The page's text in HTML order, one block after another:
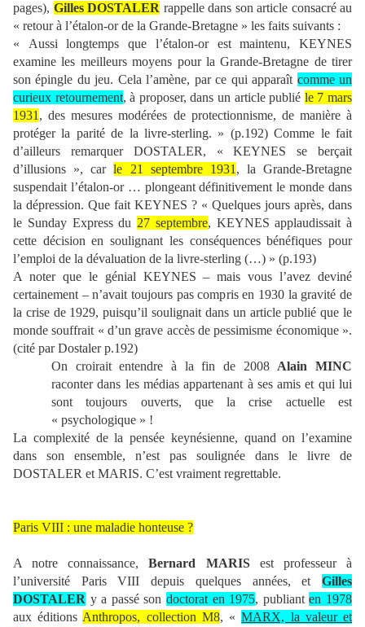
pages), Gilles DOSTALER rappelle dans son article consacré au
« retour à l’étalon-or de la Grande-Bretagne » les faits suivants :
« Aussi longtemps que l’étalon-or est maintenu, KEYNES
examine les meilleurs moyens pour la Grande-Bretagne de tirer
son épingle du jeu. Cela l’amène, par ce qui apparaît comme un
curieux retournement, à proposer, dans un article publié le 7 mars
1931 , des mesures modérées de protectionnisme, de manière à
protéger la parité de la livre-sterling. » (p.192) Comme le fait
d’ailleurs remarquer DOSTALER, « KEYNES se berçait
d’illusions », carle 21 septembre 1931 , la Grande-Bretagne
suspendait l’étalon-or … plongeant définitivement le monde dans
la dépression. Que fait KEYNES ? « Quelques jours après, dans
le Sunday Express du 27 septembre, KEYNES applaudissait à
cette décision en soulignant les conséquences bénéfiques pour
l’emploi de la dévaluation de la livre-sterling (…) » (p.193)
A noter que le génial KEYNES – mais vous l’avez deviné
certainement – n’avait toujours pas compris en 1930 la gravité de
la crise de 1929, puisqu’il soulignait dans un article publié que le
monde souffrait « d’un grave accès de pessimisme économique ».
(cité par Dostaler p.192)
On croirait entendre à la fin de 2008 Alain MINC
raconter dans les médias appartenant à ses amis et qui lui
sont toujours ouverts, que la crise actuelle est
« psychologique » !
La complexité de la pensée keynésienne, quand on l’examine
dans son ensemble, n’est pas soulignée dans le livre de
DOSTALER et MARIS. C’est vraiment regrettable.
Paris VIII : une maladie honteuse ?
A notre connaissance,Bernard MARISest professeur à
l’université Paris VIII depuis quelques années, et Gilles
DOSTALER y a passé son doctorat en 1975, publianten 1978
aux éditions Anthropos, collection M8, «MARX, la valeur et